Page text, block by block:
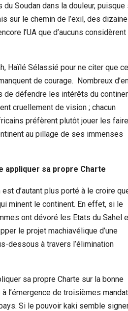
Soudan dans la douleur, puisque
sur le chemin de l’exil, des
l’UA que d’aucuns considèrent
Haïlé Sélassié pour ne citer que
de courage. Nombreux
de défendre les intérêts du
cruellement de vision ; chacun
préfèrent plutôt jouer les
au pillage de ses immenses
appliquer sa propre Charte
est d’autant plus porté à le croire
minent le continent. En effet, si le
ont dévoré les Etats du Sahel
le projet machiavélique d’une
dessous à travers l’élimination
sa propre Charte sur la bonne
l’émergence de troisièmes
Si le pouvoir kaki semble